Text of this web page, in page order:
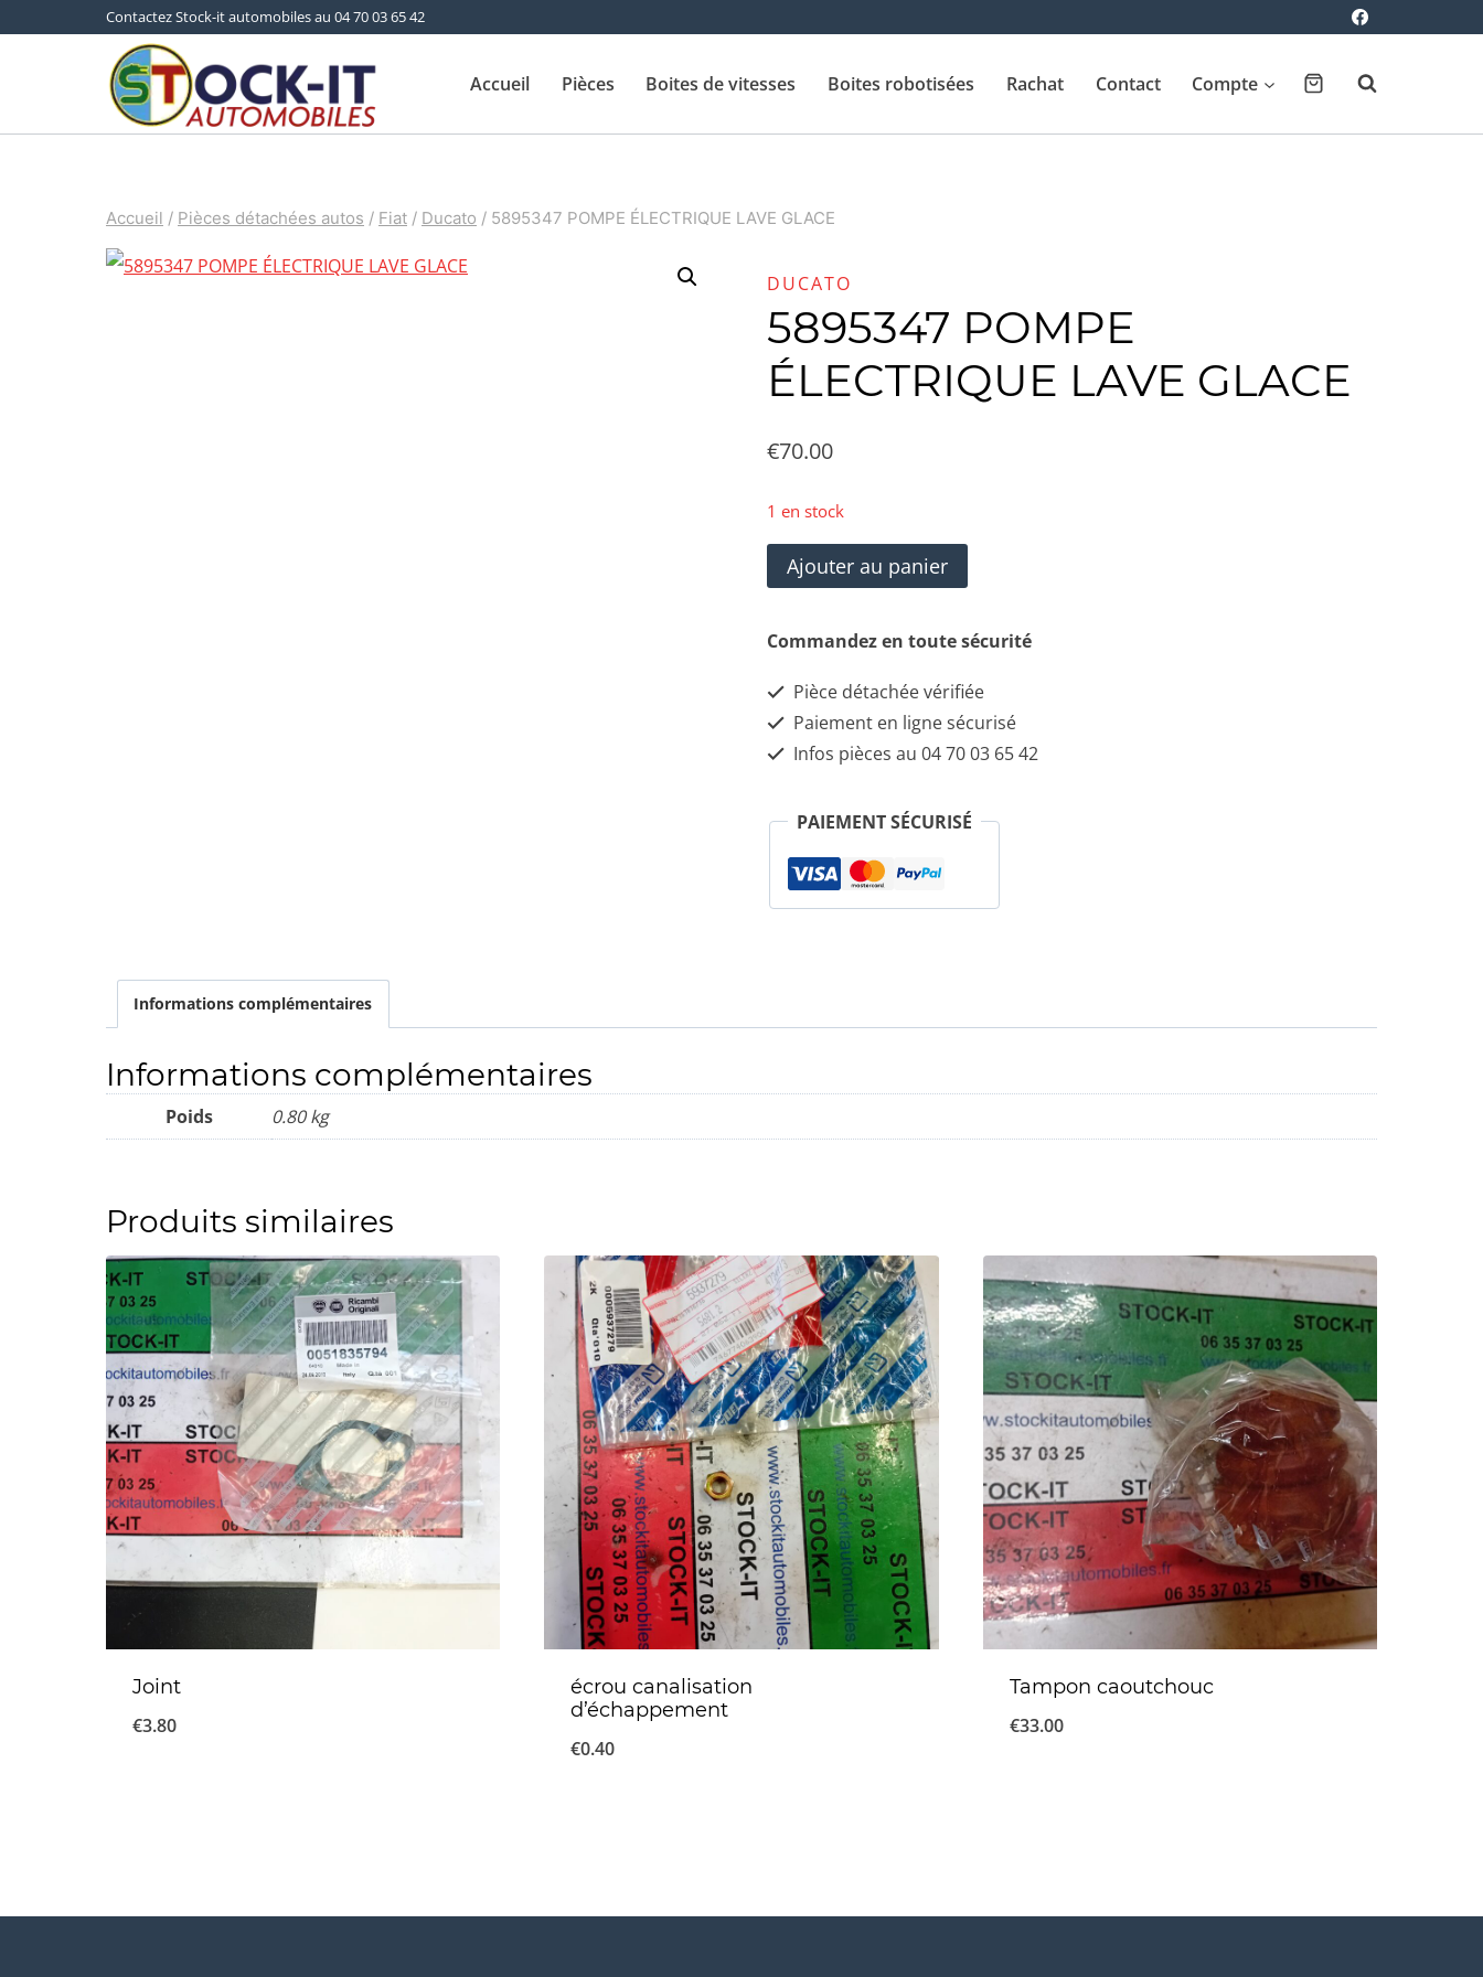
Contactez Stock-it automobiles au 04 70 03 65 42
Accueil Pièces Boites de vitesses Boites robotisées Rachat Contact Compte
Accueil / Pièces détachées autos / Fiat / Ducato / 5895347 POMPE ÉLECTRIQUE LAVE GLACE
DUCATO
5895347 POMPE
ÉLECTRIQUE LAVE GLACE
€70.00
1 en stock
quantité
de
5895347
ÉLECTRIQUE
LAVE
Ajouter au panier
Commandez en toute sécurité
Pièce détachée vérifiée
Paiement en ligne sécurisé
Infos pièces au 04 70 03 65 42
PAIEMENT SÉCURISÉ
Informations complémentaires
Informations complémentaires
Poids 0.80 kg
Produits similaires
Joint
€3.80
écrou canalisation
d’échappement
€0.40
Tampon caoutchouc
€33.00